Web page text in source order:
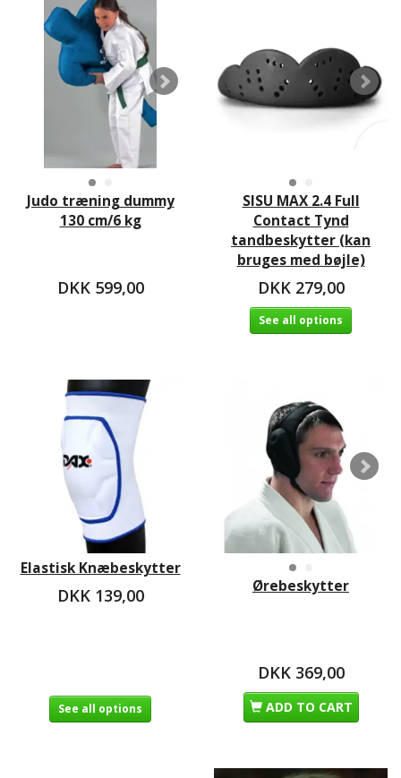
Judo træning dummy
130 cm/6 kg
DKK 599,00
SISU MAX 2.4 Full
Contact Tynd
tandbeskytter (kan
bruges med bøjle)
DKK 279,00
See all options
Elastisk Knæbeskytter
DKK 139,00
See all options
Ørebeskytter
DKK 369,00
ADD TO CART